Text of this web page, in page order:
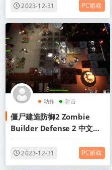
2023-12-31 PC游戏
动作 射击
僵尸建造防御2 Zombie
Builder Defense 2 中文网
盘下载
2023-12-31 PC游戏